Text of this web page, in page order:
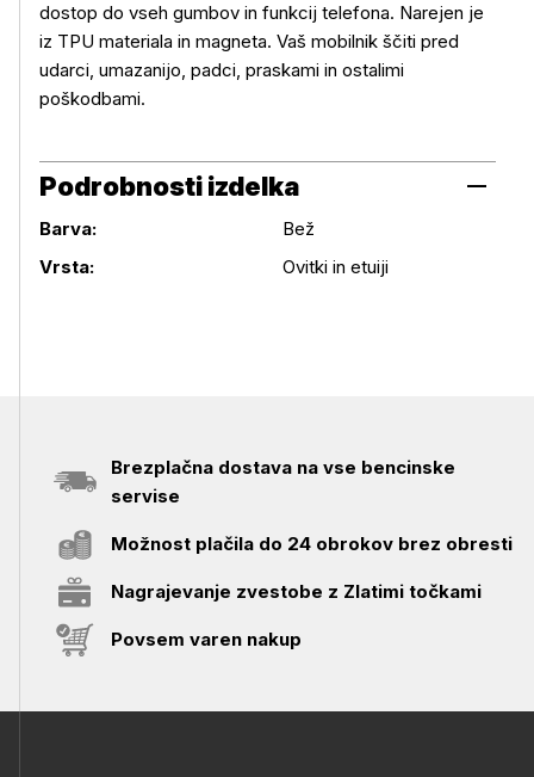
dostop do vseh gumbov in funkcij telefona. Narejen je
iz TPU materiala in magneta. Vaš mobilnik ščiti pred
udarci, umazanijo, padci, praskami in ostalimi
poškodbami.
Podrobnosti izdelka
Barva:
Bež
Vrsta:
Ovitki in etuiji
Brezplačna dostava na vse bencinske
servise
Možnost plačila do 24 obrokov brez obresti
Nagrajevanje zvestobe z Zlatimi točkami
Povsem varen nakup